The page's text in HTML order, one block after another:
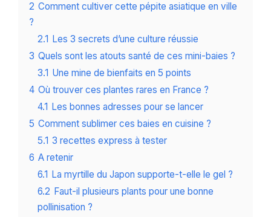
2 Comment cultiver cette pépite asiatique en ville
?
2.1 Les 3 secrets d’une culture réussie
3 Quels sont les atouts santé de ces mini-baies ?
3.1 Une mine de bienfaits en 5 points
4 Où trouver ces plantes rares en France ?
4.1 Les bonnes adresses pour se lancer
5 Comment sublimer ces baies en cuisine ?
5.1 3 recettes express à tester
6 A retenir
6.1 La myrtille du Japon supporte-t-elle le gel ?
6.2 Faut-il plusieurs plants pour une bonne
pollinisation ?